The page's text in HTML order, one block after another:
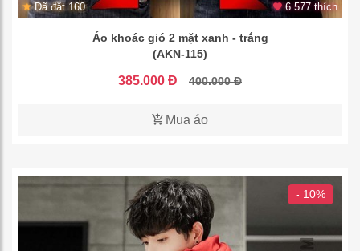
Đã đặt 160 6.577 thích
Áo khoác gió 2 mặt xanh - trắng
(AKN-115)
385.000 Đ 400.000 Đ
Mua áo
- 10%